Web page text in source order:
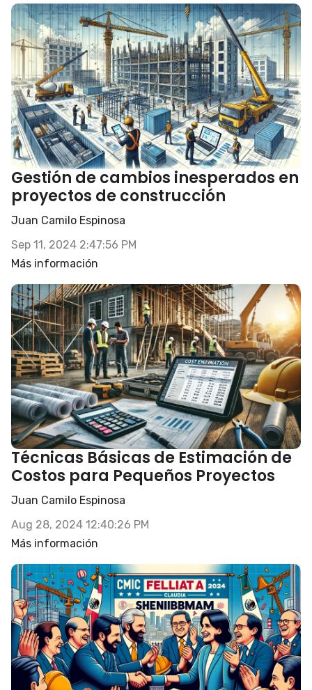
Gestión de cambios inesperados en
proyectos de construcción
Juan Camilo Espinosa
Sep 11, 2024 2:47:56 PM
Más información
Técnicas Básicas de Estimación de
Costos para Pequeños Proyectos
Juan Camilo Espinosa
Aug 28, 2024 12:40:26 PM
Más información